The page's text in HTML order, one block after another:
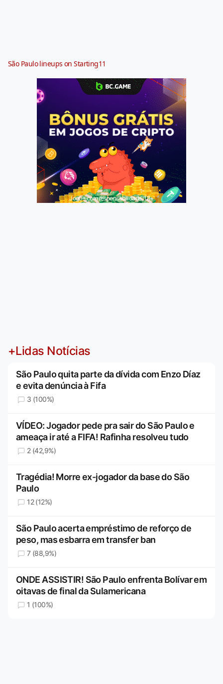
São Paulo lineups on Starting11
Jogue com responsabilidade. 18+
+Lidas Notícias
São Paulo quita parte da dívida com Enzo Díaz
e evita denúncia à Fifa
3 (100%)
VÍDEO: Jogador pede pra sair do São Paulo e
ameaça ir até a FIFA! Rafinha resolveu tudo
2 (42,9%)
Tragédia! Morre ex-jogador da base do São
Paulo
12 (12%)
São Paulo acerta empréstimo de reforço de
peso, mas esbarra em transfer ban
7 (88,9%)
ONDE ASSISTIR! São Paulo enfrenta Bolívar em
oitavas de final da Sulamericana
1 (100%)